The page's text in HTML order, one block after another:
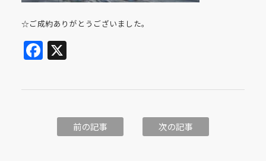
☆ご成約ありがとうございました。
Facebook
X
前の記事 次の記事